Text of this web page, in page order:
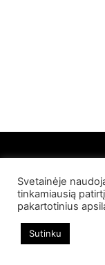
© 2022
Svetainėje
tinkamiausią
pakartotinius
Sutinku